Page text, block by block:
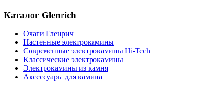
Каталог Glenrich
Очаги Гленрич
Настенные электрокамины
Современные электрокамины Hi-Tech
Классические электрокамины
Электрокамины из камня
Аксессуары для камина